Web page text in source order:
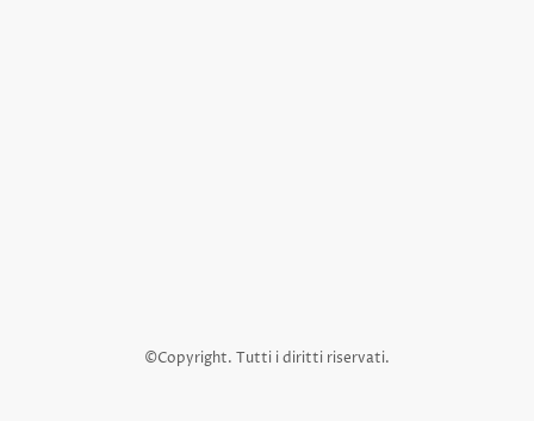
©Copyright. Tutti i diritti riservati.